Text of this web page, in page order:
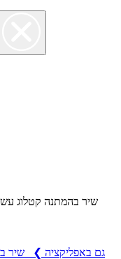
גם באפליקציה ❯
שיר